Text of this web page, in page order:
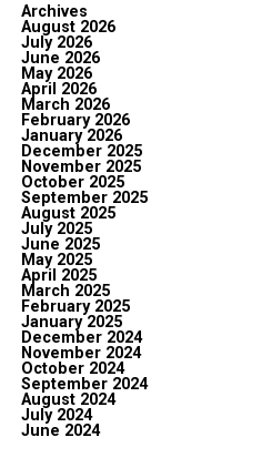
Archives
August 2026
July 2026
June 2026
May 2026
April 2026
March 2026
February 2026
January 2026
December 2025
November 2025
October 2025
September 2025
August 2025
July 2025
June 2025
May 2025
April 2025
March 2025
February 2025
January 2025
December 2024
November 2024
October 2024
September 2024
August 2024
July 2024
June 2024